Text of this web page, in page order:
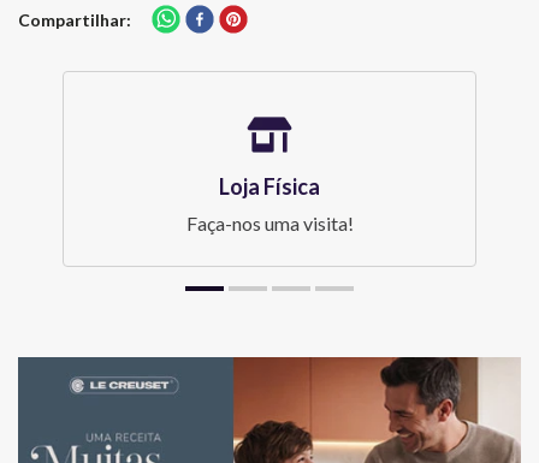
Compartilhar
Loja Física
Faça-nos uma visita!